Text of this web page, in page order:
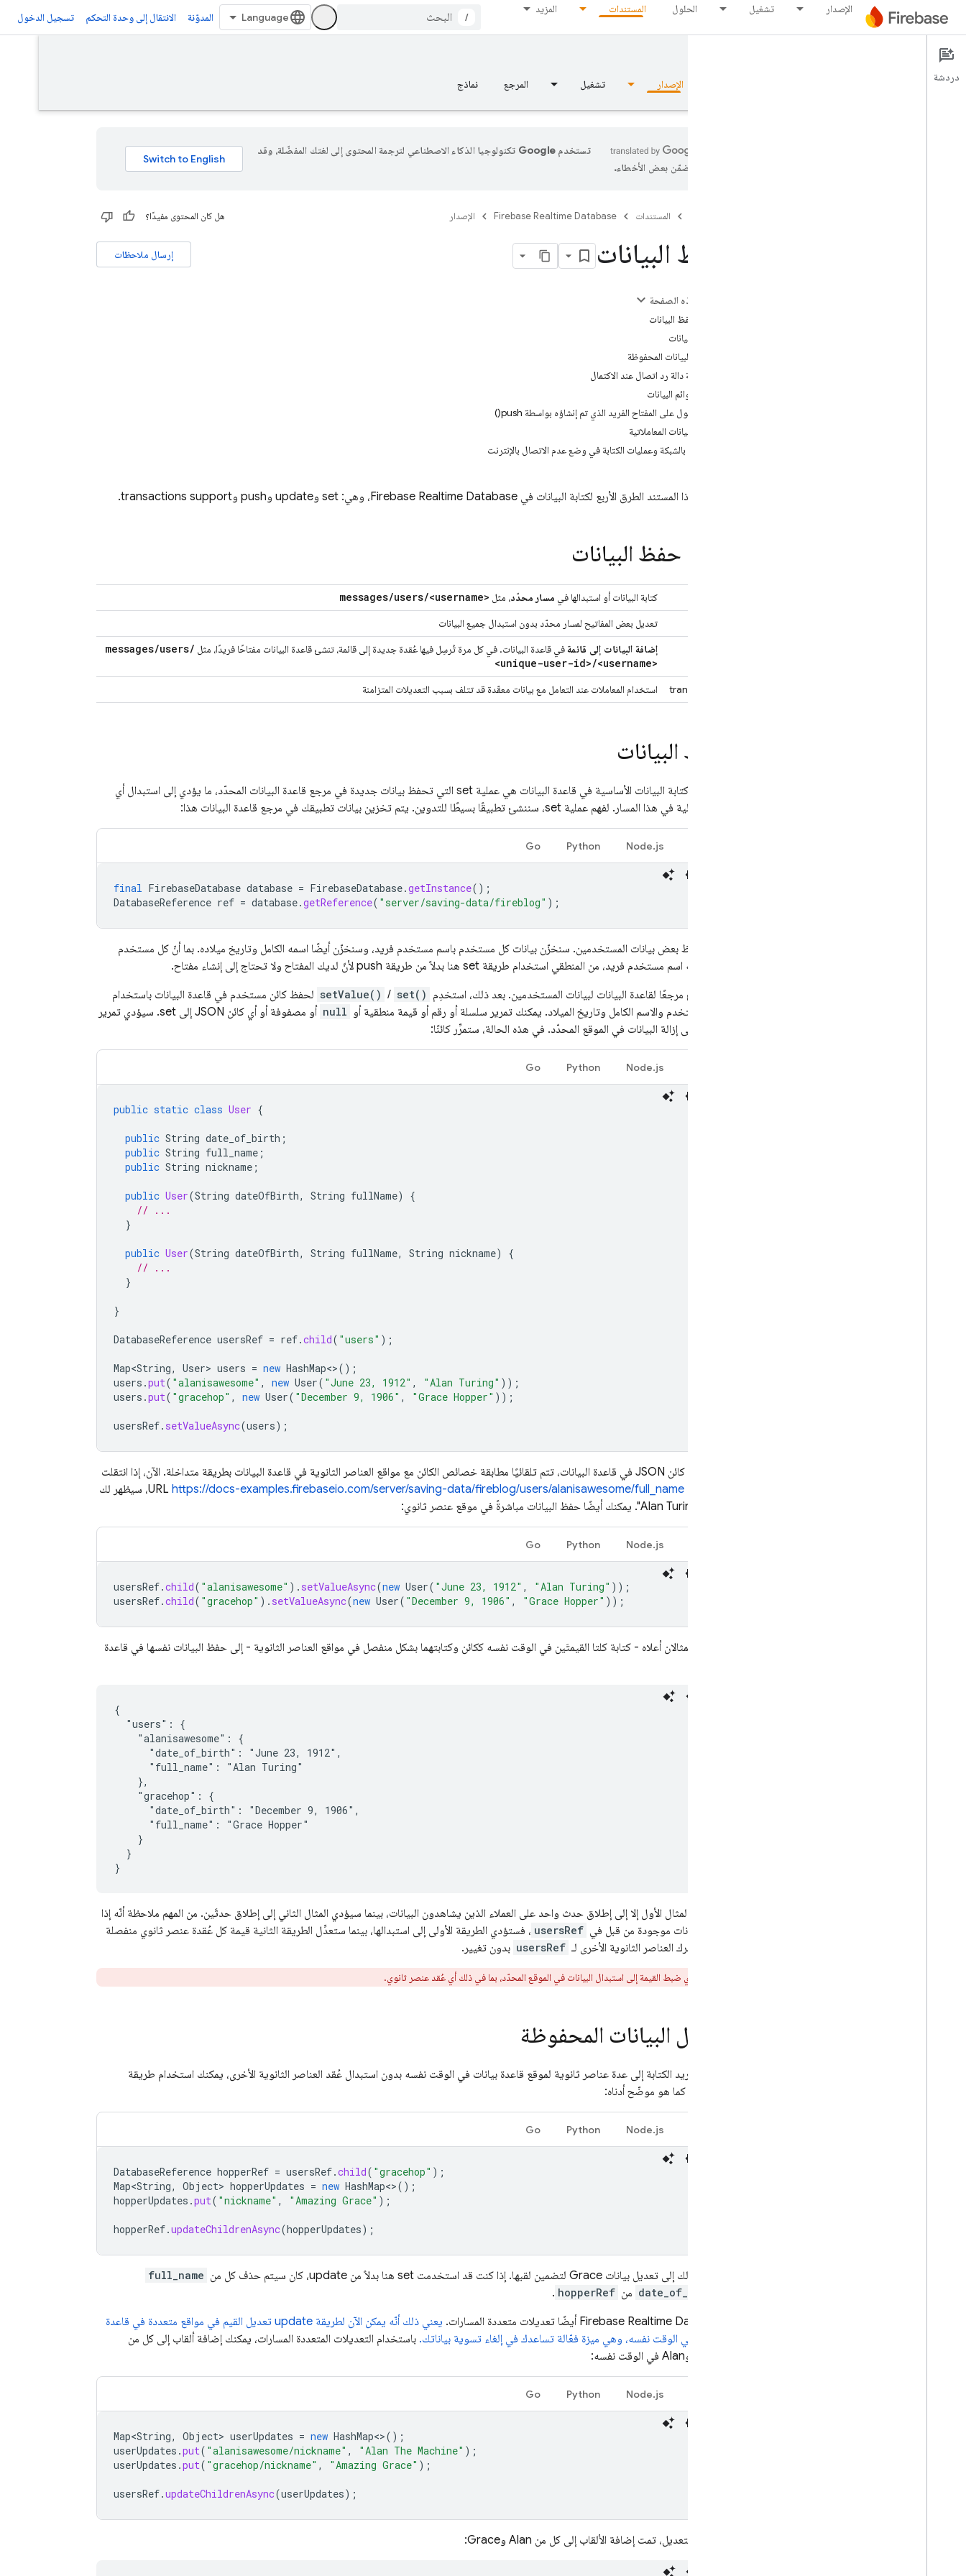
الإصدار تشغيل الحلول المستندات المزيد
/ المدوّنة الانتقال إلى وحدة التحكم تسجيل الدخول
Firebase Realtime Database
نظرة عامة الإصدار تشغيل المرجع نماذج
تستخدم Google تكنولوجيا الذكاء الاصطناعي لترجمة المحتوى إلى لغتك المفضّلة، وقد
تتضمّن بعض الأخطاء.
المستندات Firebase Realtime Database الإصدار هل كان المحتوى مفيدًا؟
إرسال ملاحظات حفظ البيانات
على هذه الصفحة
طُرق حفظ البيانات
حفظ البيانات
تعديل البيانات المحفوظة
إضافة دالة رد اتصال عند الاكتمال
حفظ قوائم البيانات
الحصول على المفتاح الفريد الذي تم إنشاؤه بواسطة push()
حفظ البيانات المعاملاتية
الاتصال بالشبكة وعمليات الكتابة في وضع عدم الاتصال بالإنترنت
يتناول هذا المستند الطرق الأربع لكتابة البيانات في Firebase Realtime Database، وهي: set وupdate وpush وtransactions support.
طُرق حفظ البيانات
كتابة البيانات أو استبدالها في مسار محدّد، مثل messages/users/<username>
تعديل بعض المفاتيح لمسار محدّد بدون استبدال جميع البيانات
إضافة البيانات إلى قائمة في قاعدة البيانات. في كل مرة تُرسِل فيها عُقدة جديدة إلى قائمة، تنشئ قاعدة البيانات مفتاحًا فريدًا، مثل messages/users/
<unique-user-id>/<username>
transaction استخدام المعاملات عند التعامل مع بيانات معقّدة قد تتلف بسبب التعديلات المتزامنة
حفظ البيانات
إنّ عملية كتابة البيانات الأساسية في قاعدة البيانات هي عملية set التي تحفظ بيانات جديدة في مرجع قاعدة البيانات المحدّد، ما يؤدي إلى استبدال أي
بيانات حالية في هذا المسار. لفهم عملية set، سننشئ تطبيقًا بسيطًا للتدوين. يتم تخزين بيانات تطبيقك في مرجع قاعدة البيانات هذا:
Node.js
Python
Go
final FirebaseDatabase database = FirebaseDatabase.getInstance();
DatabaseReference ref = database.getReference( "server/saving-data/fireblog" );
لنبدأ بحفظ بعض بيانات المستخدمين. سنخزّن بيانات كل مستخدم باسم مستخدم فريد، وسنخزّن أيضًا اسمه الكامل وتاريخ ميلاده. بما أنّ كل مستخدم
سيكون له اسم مستخدم فريد، من المنطقي استخدام طريقة set هنا بدلاً من طريقة push لأنّ لديك المفتاح ولا تحتاج إلى إنشاء مفتاح.
أولاً، أنشئ مرجعًا لقاعدة البيانات لبيانات المستخدمين. بعد ذلك، استخدِم set()
/
setValue() لحفظ كائن مستخدم في قاعدة البيانات باستخدام
اسم المستخدم والاسم الكامل وتاريخ الميلاد. يمكنك تمرير سلسلة أو رقم أو قيمة منطقية أو null أو مصفوفة أو أي كائن JSON إلى set. سيؤدي تمرير
إلى إزالة البيانات في الموقع المحدّد. في هذه الحالة، ستمرِّر كائنًا:
Node.js
Python
Go
public static class User {
public String date_of_birth ;
public String full_name ;
public String nickname ;
public User(String dateOfBirth, String fullName)
{
// ...
}
public User(String dateOfBirth, String fullName, String nickname)
{
// ...
}
}
DatabaseReference usersRef = ref.child( "users" );
Map<String, User> users = new HashMap<>();
users .put( "alanisawesome" , new User( "June 23, 1912" , "Alan Turing" ));
users .put( "gracehop" , new User( "December 9, 1906" , "Grace Hopper" ));
usersRef. setValueAsync(users);
عند حفظ كائن JSON في قاعدة البيانات، تتم تلقائيًا مطابقة خصائص الكائن مع مواقع العناصر الثانوية في قاعدة البيانات بطريقة متداخلة. الآن، إذا انتقلت
https://docs-examples.firebaseio.com/server/saving-data/fireblog/users/alanisawesome/full_name
، سيظهر لك
Node.js
Python
Go
usersRef.child( "alanisawesome" ). setValueAsync(new User( "June 23, 1912" , "Alan Turing" ));
usersRef.child( "gracehop" ). setValueAsync(new User( "December 9, 1906" , "Grace Hopper" ));
سيؤدي المثالان أعلاه - كتابة كلتا القيمتَين في الوقت نفسه ككائن وكتابتهما بشكل منفصل في مواقع العناصر الثانوية - إلى حفظ البيانات نفسها في قاعدة
{
  "users": {
    "alanisawesome": {
      "date_of_birth": "June 23, 1912",
      "full_name": "Alan Turing"
    },
    "gracehop": {
      "date_of_birth": "December 9, 1906",
      "full_name": "Grace Hopper"
    }
  }
}
لن يؤدي المثال الأول إلا إلى إطلاق حدث واحد على العملاء الذين يشاهدون البيانات، بينما سيؤدي المثال الثاني إلى إطلاق حدثَين. من المهم ملاحظة أنّه إذا
كانت البيانات موجودة من قبل في usersRef ، فستؤدي الطريقة الأولى إلى استبدالها، بينما ستعدِّل الطريقة الثانية قيمة كل عُقدة عنصر ثانوي منفصلة
فقط مع ترك العناصر الثانوية الأخرى لـ usersRef بدون تغيير.
سيؤدي ضبط القيمة إلى استبدال البيانات في الموقع المحدّد، بما في ذلك أي عُقد عنصر ثانوي.
تعديل البيانات المحفوظة
إذا كنت تريد الكتابة إلى عدة عناصر ثانوية لموقع قاعدة بيانات في الوقت نفسه بدون استبدال عُقد العناصر الثانوية الأخرى، يمكنك استخدام طريقة
Node.js
Python
Go
DatabaseReference hopperRef = usersRef.child( "gracehop" );
Map<String, Object> hopperUpdates = new HashMap<>();
hopperUpdates .put( "nickname" , "Amazing Grace" );
hopperRef.updateChildrenAsync(hopperUpdates);
سيؤدي ذلك إلى تعديل بيانات Grace لتضمين لقبها. إذا كنت قد استخدمت set هنا بدلاً من update، كان سيتم حذف كل من full_name
date_of_birth من hopperRef
.
Firebase Realtime Database أيضًا تعديلات متعددة المسارات.
يعني ذلك أنّه يمكن الآن لطريقة update تعديل القيم في مواقع متعددة في قاعدة
البيانات في الوقت نفسه، وهي ميزة فعّالة تساعدك في إلغاء تسوية بياناتك. باستخدام التعديلات المتعددة المسارات، يمكنك إضافة ألقاب إلى كل من
Node.js
Python
Go
Map<String, Object> userUpdates = new HashMap<>();
userUpdates .put( "alanisawesome/nickname" , "Alan The Machine" );
userUpdates .put( "gracehop/nickname" , "Amazing Grace" );
usersRef.updateChildrenAsync(userUpdates);
بعد هذا التعديل، تمت إضافة الألقاب إلى كل من Alan وGrace:
دردشة